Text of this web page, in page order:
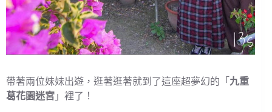
帶著兩位妹妹出遊，逛著逛著就到了這座超夢幻的「 九重
葛花園迷宮 」裡了！